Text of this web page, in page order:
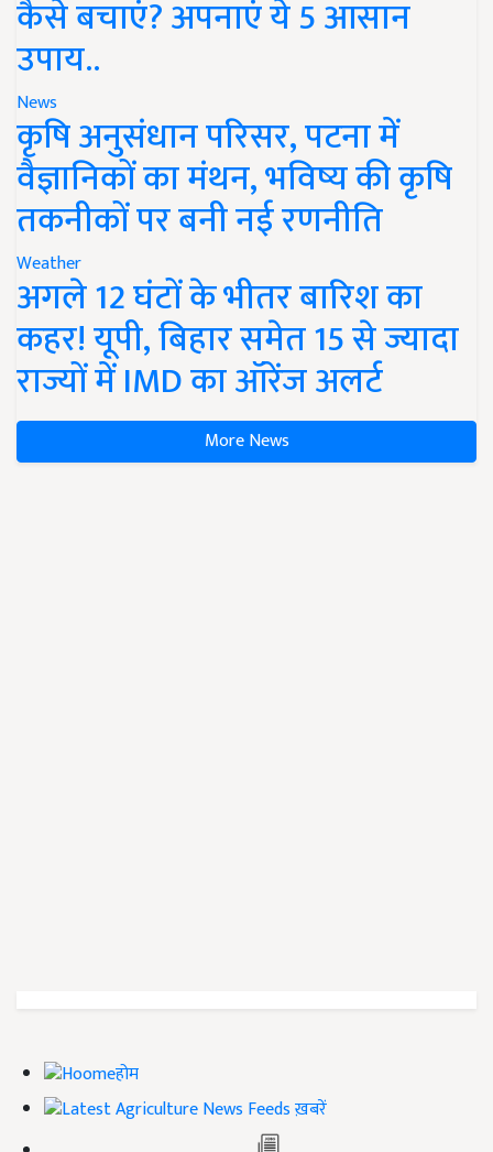
कैसे बचाएं? अपनाएं ये 5 आसान
उपाय..
News
कृषि अनुसंधान परिसर, पटना में
वैज्ञानिकों का मंथन, भविष्य की कृषि
तकनीकों पर बनी नई रणनीति
Weather
अगले 12 घंटों के भीतर बारिश का
कहर! यूपी, बिहार समेत 15 से ज्यादा
राज्यों में IMD का ऑरेंज अलर्ट
More News
होम
ख़बरें